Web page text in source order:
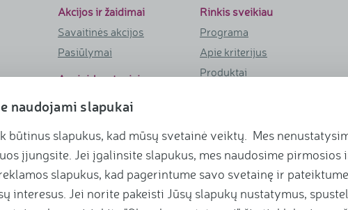
naudojami slapukai
būtinus slapukus, kad mūsų svetainė veiktų. Mes
įjungsite. Jei įgalinsite slapukus, mes naudosime pirmosios
slapukus, kad pagerintume savo svetainę ir
interesus. Jei norite pakeisti Jūsų slapukų nustatymus,
Akcijos ir žaidimai
Savaitinės akcijos
Pasiūlymai
Apsipirk patogiai
E. parduotuvė
Sąskaitos išrašymas
Socialinė kortelė
Skenuok telefonu
Rinkis sveikiau
Programa
Apie kriterijus
Produktai
Renginiai
Asortimentas ir įkvėpimas
Receptai
Tinklaraštis